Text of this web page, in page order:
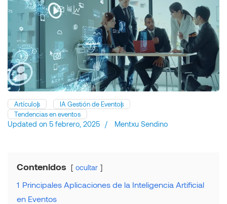
Artículos
IA Gestión de Eventos
Tendencias en eventos
Updated on 5 febrero, 2025 / Mentxu Sendino
Contenidos ocultar
1 Principales Aplicaciones de la Inteligencia Artificial
en Eventos